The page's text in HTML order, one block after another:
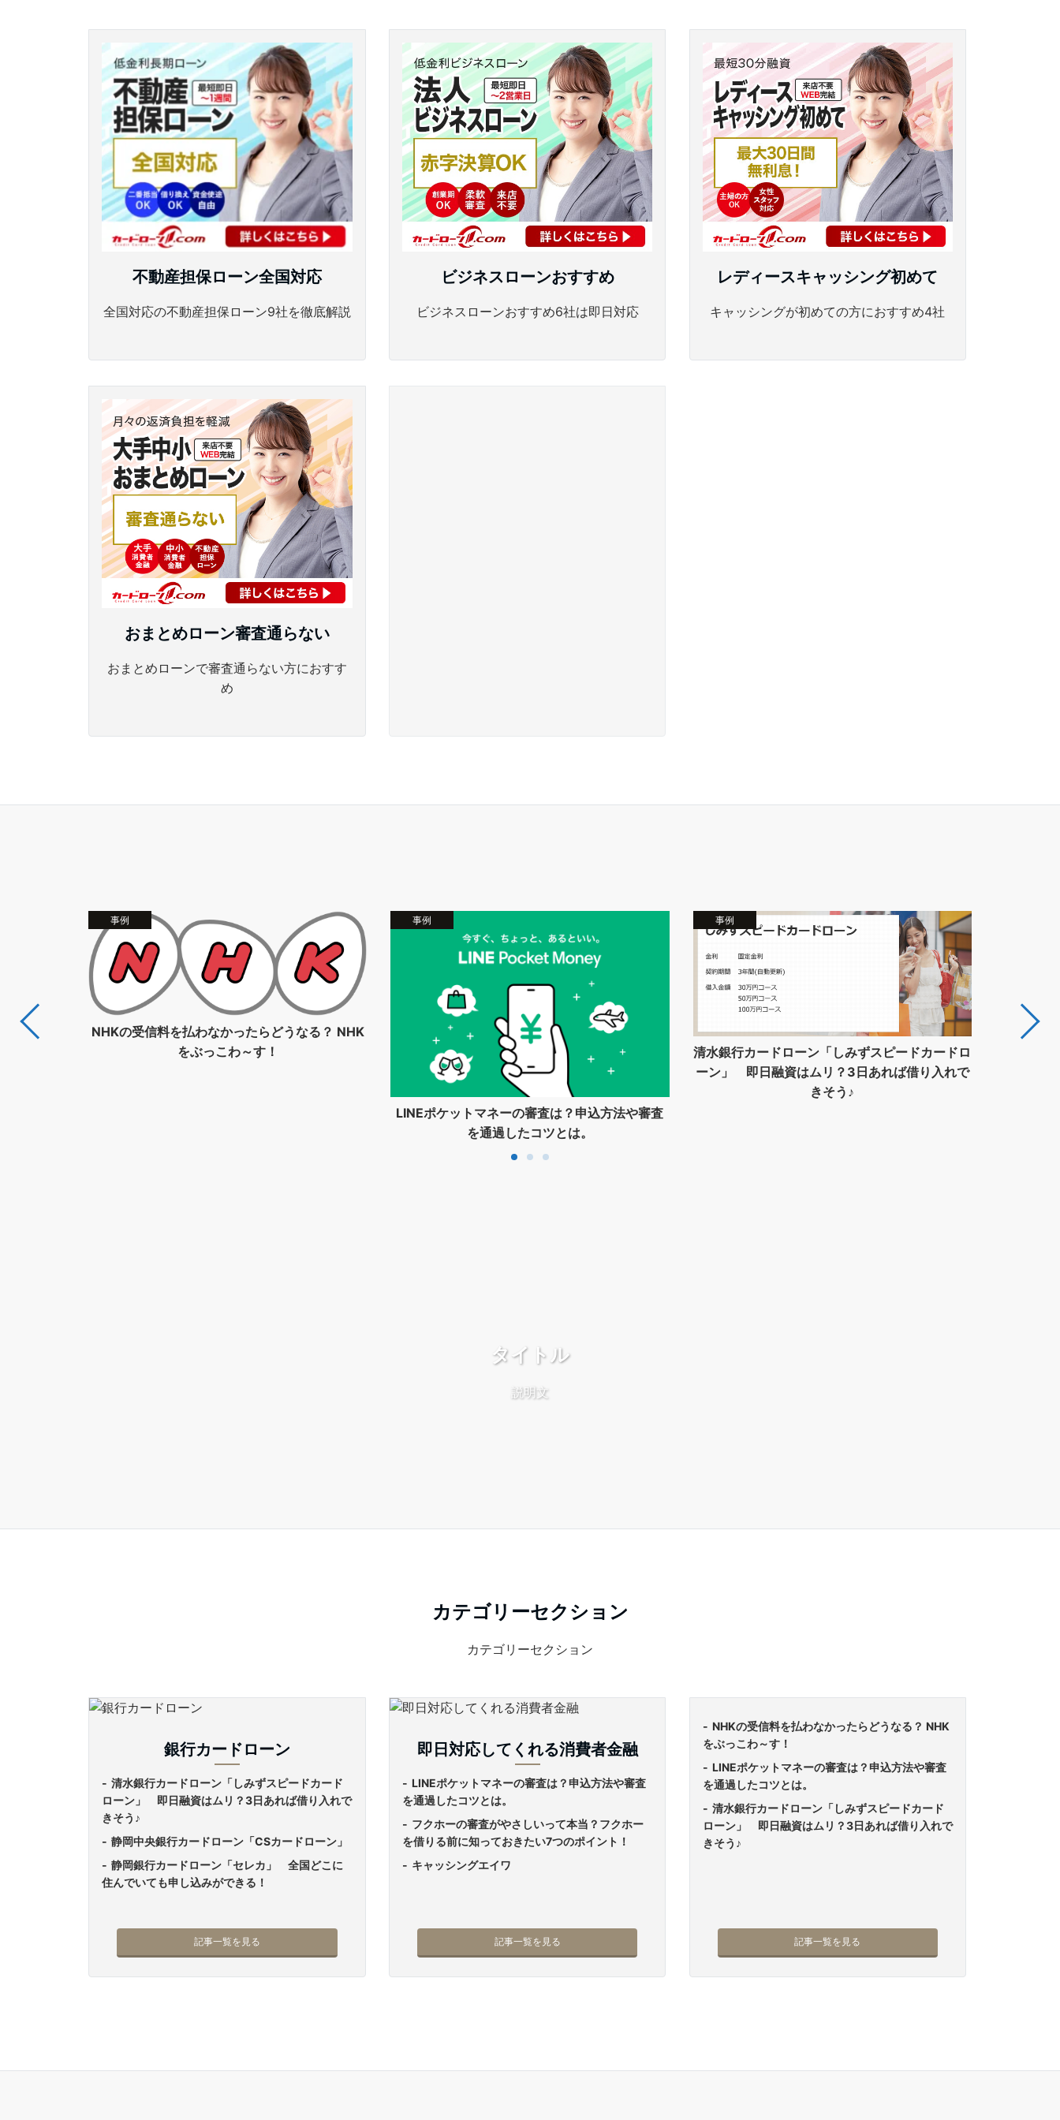
不動産担保ローン全国対応
全国対応の不動産担保ローン9社を徹底解説
ビジネスローンおすすめ
ビジネスローンおすすめ6社は即日対応
レディースキャッシング初めて
キャッシングが初めての方におすすめ4社
おまとめローン審査通らない
おまとめローンで審査通らない方におすす
め
事例
NHKの受信料を払わなかったらどうなる？ NHK
をぶっこわ～す！
事例
LINEポケットマネーの審査は？申込方法や審査
を通過したコツとは。
事例
清水銀行カードローン「しみずスピードカードロ
ーン」 即日融資はムリ？3日あれば借り入れで
きそう♪
NHKの
タイトル
説明文
カテゴリーセクション
カテゴリーセクション
銀行カードローン
清水銀行カードローン「しみずスピードカード
ローン」 即日融資はムリ？3日あれば借り入れで
きそう♪
静岡中央銀行カードローン「CSカードローン」
静岡銀行カードローン「セレカ」 全国どこに
住んでいても申し込みができる！
記事一覧を見る
即日対応してくれる消費者金融
LINEポケットマネーの審査は？申込方法や審査
を通過したコツとは。
フクホーの審査がやさしいって本当？フクホー
を借りる前に知っておきたい7つのポイント！
キャッシングエイワ
記事一覧を見る
NHKの受信料を払わなかったらどうなる？ NHK
をぶっこわ～す！
LINEポケットマネーの審査は？申込方法や審査
を通過したコツとは。
清水銀行カードローン「しみずスピードカード
ローン」 即日融資はムリ？3日あれば借り入れで
きそう♪
記事一覧を見る